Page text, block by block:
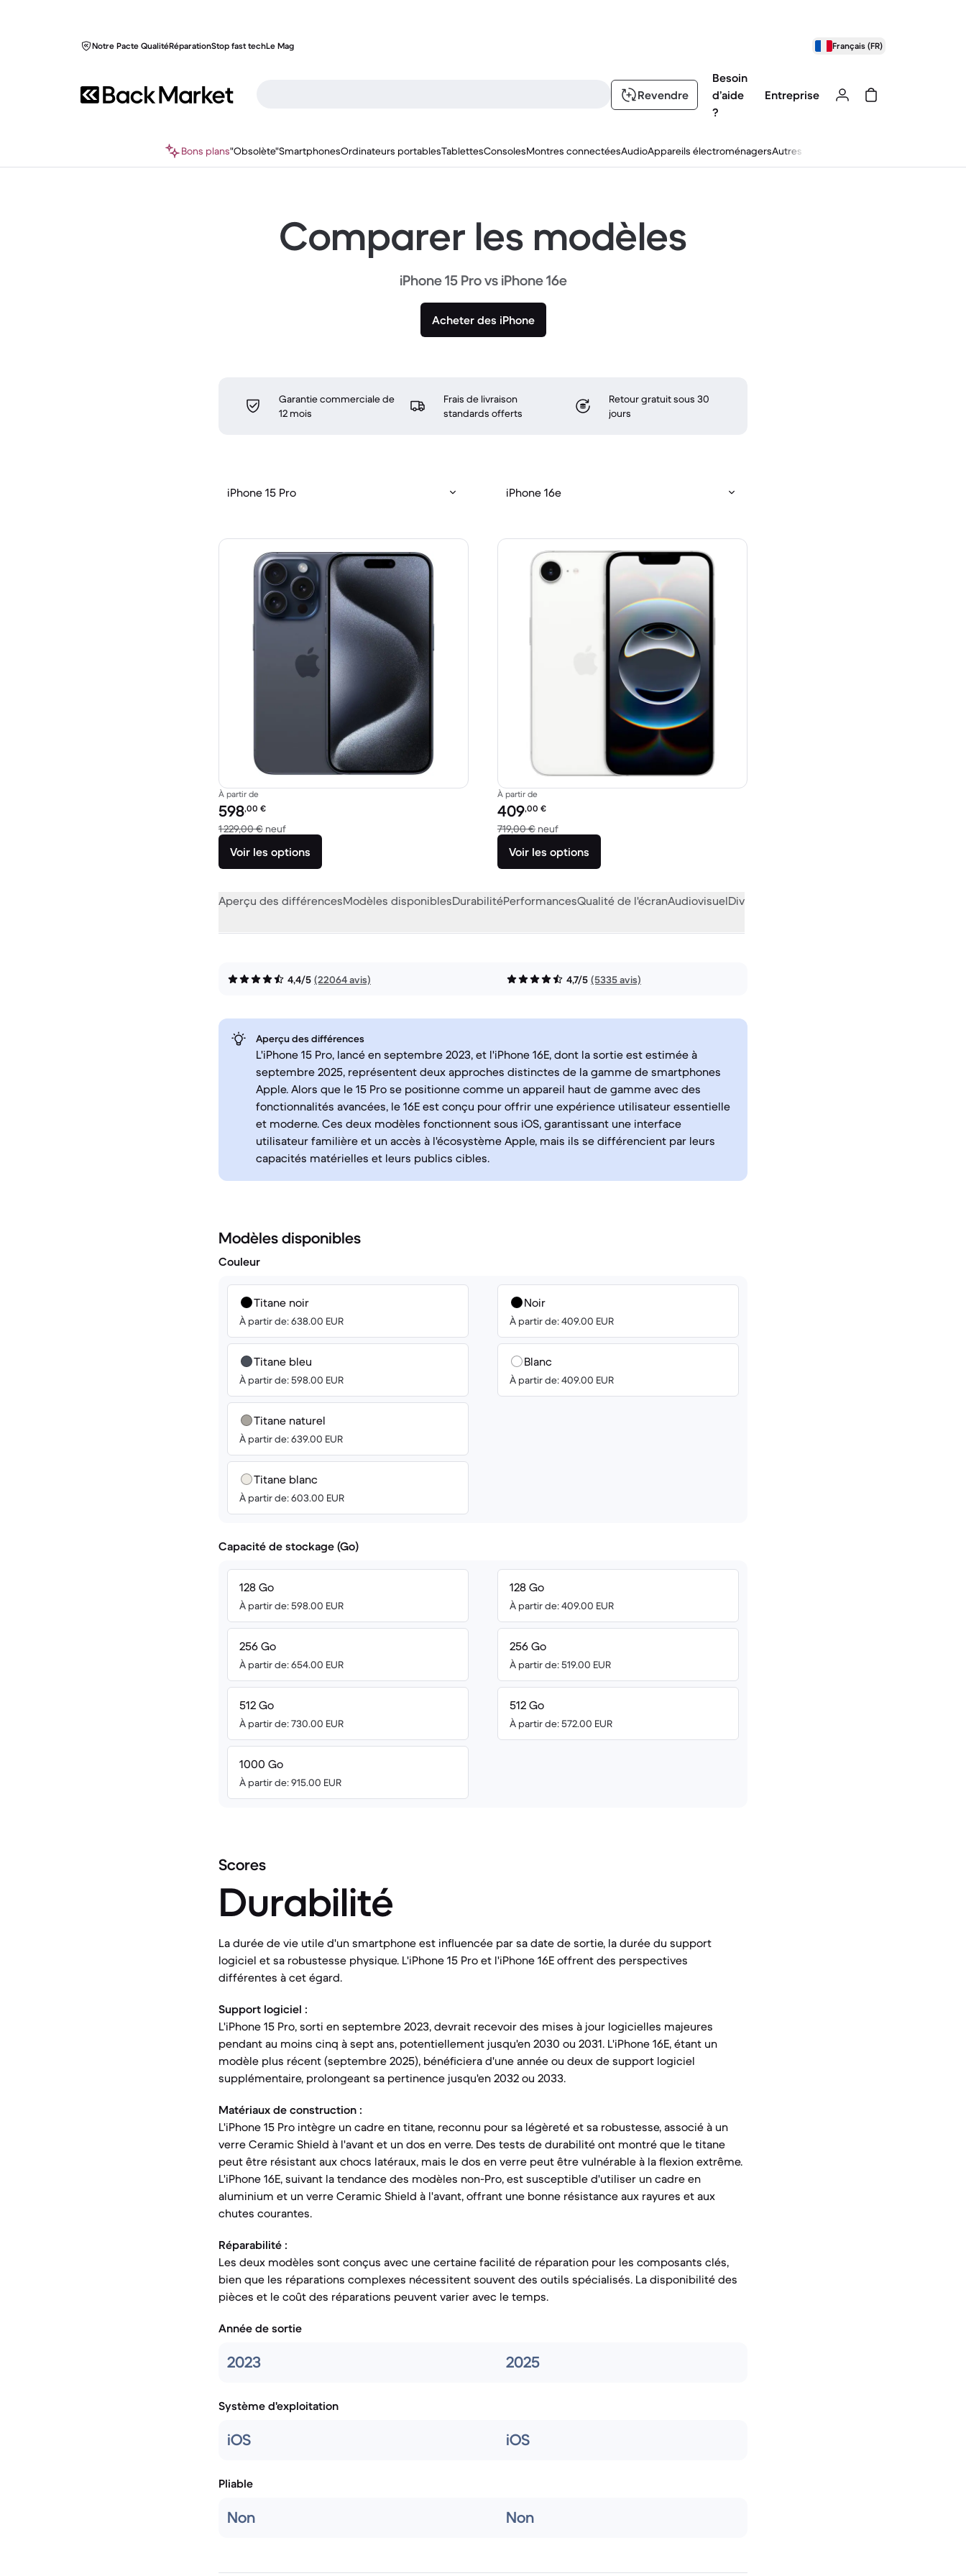
Notre Pacte QualitéRéparationStop fast techLe Mag Français (FR)
Revendre
Besoin
d’aide
?
Entreprise
Bons plans"Obsolète"SmartphonesOrdinateurs portablesTablettesConsolesMontres connectéesAudioAppareils électroménagersAutres
Comparer les modèles
iPhone 15 Pro vs iPhone 16e
Acheter des iPhone
Garantie commerciale de
12 mois
Frais de livraison
standards offerts
Retour gratuit sous 30
jours
iPhone 15 Pro iPhone 16e
À partir de
Prix reconditionné :
598,00 €
1 229,00 € neufcontre 1 229,00 € neuf
Voir les options
À partir de
Prix reconditionné :
409,00 €
719,00 € neufcontre 719,00 € neuf
Voir les options
Aperçu des différencesModèles disponiblesDurabilitéPerformancesQualité de l'écranAudiovisuelDivers
4,4/5 (22064 avis) 4,7/5 (5335 avis)
Aperçu des différences
L'iPhone 15 Pro, lancé en septembre 2023, et l'iPhone 16E, dont la sortie est estimée à
septembre 2025, représentent deux approches distinctes de la gamme de smartphones
Apple. Alors que le 15 Pro se positionne comme un appareil haut de gamme avec des
fonctionnalités avancées, le 16E est conçu pour offrir une expérience utilisateur essentielle
et moderne. Ces deux modèles fonctionnent sous iOS, garantissant une interface
utilisateur familière et un accès à l'écosystème Apple, mais ils se différencient par leurs
capacités matérielles et leurs publics cibles.
Modèles disponibles
Couleur
Titane noir
À partir de: 638.00 EUR
Titane bleu
À partir de: 598.00 EUR
Titane naturel
À partir de: 639.00 EUR
Titane blanc
À partir de: 603.00 EUR
Noir
À partir de: 409.00 EUR
Blanc
À partir de: 409.00 EUR
Capacité de stockage (Go)
128 Go
À partir de: 598.00 EUR
256 Go
À partir de: 654.00 EUR
512 Go
À partir de: 730.00 EUR
1000 Go
À partir de: 915.00 EUR
128 Go
À partir de: 409.00 EUR
256 Go
À partir de: 519.00 EUR
512 Go
À partir de: 572.00 EUR
Scores
Durabilité
La durée de vie utile d'un smartphone est influencée par sa date de sortie, la durée du support
logiciel et sa robustesse physique. L'iPhone 15 Pro et l'iPhone 16E offrent des perspectives
différentes à cet égard.
Support logiciel :
L'iPhone 15 Pro, sorti en septembre 2023, devrait recevoir des mises à jour logicielles majeures
pendant au moins cinq à sept ans, potentiellement jusqu'en 2030 ou 2031. L'iPhone 16E, étant un
modèle plus récent (septembre 2025), bénéficiera d'une année ou deux de support logiciel
supplémentaire, prolongeant sa pertinence jusqu'en 2032 ou 2033.
Matériaux de construction :
L'iPhone 15 Pro intègre un cadre en titane, reconnu pour sa légèreté et sa robustesse, associé à un
verre Ceramic Shield à l'avant et un dos en verre. Des tests de durabilité ont montré que le titane
peut être résistant aux chocs latéraux, mais le dos en verre peut être vulnérable à la flexion extrême.
L'iPhone 16E, suivant la tendance des modèles non-Pro, est susceptible d'utiliser un cadre en
aluminium et un verre Ceramic Shield à l'avant, offrant une bonne résistance aux rayures et aux
chutes courantes.
Réparabilité :
Les deux modèles sont conçus avec une certaine facilité de réparation pour les composants clés,
bien que les réparations complexes nécessitent souvent des outils spécialisés. La disponibilité des
pièces et le coût des réparations peuvent varier avec le temps.
Année de sortie
2023 2025
Système d'exploitation
iOS iOS
Pliable
Non Non